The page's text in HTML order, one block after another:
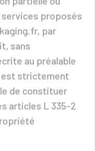
proposés
par
sans
au préalable
est strictement
de constituer
articles L 335-2